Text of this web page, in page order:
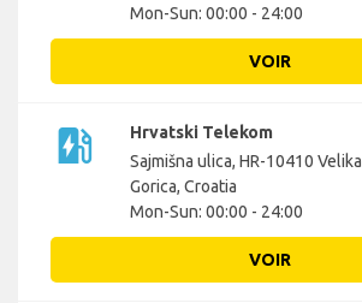
Mon-Sun: 00:00 - 24:00
VOIR
ev_station
Hrvatski Telekom
Sajmišna ulica, HR-10410 Velika
Gorica, Croatia
Mon-Sun: 00:00 - 24:00
VOIR